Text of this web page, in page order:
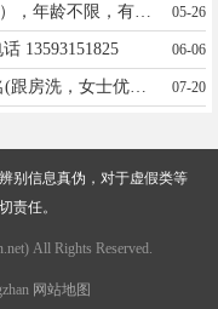
后北屯招聘长期工包包子，（女士），年龄不限，有无经验均可，工资3800一4000左右 电话15534450908 05-26
13593151825 06-06
招聘KTV保洁数名 夜班洗杯子一名(跟房洗，女士优先) 要求: 勤快，吃苦耐劳，有团队精神，服从安排者优先 薪资: 3200元，3天休 上班时间:根据各班时间 工作地址:亲贤街附近 ☎15834069866 07-20
别信息真伪，对于虚假类等
责任。
All Rights Reserved.
网站地图